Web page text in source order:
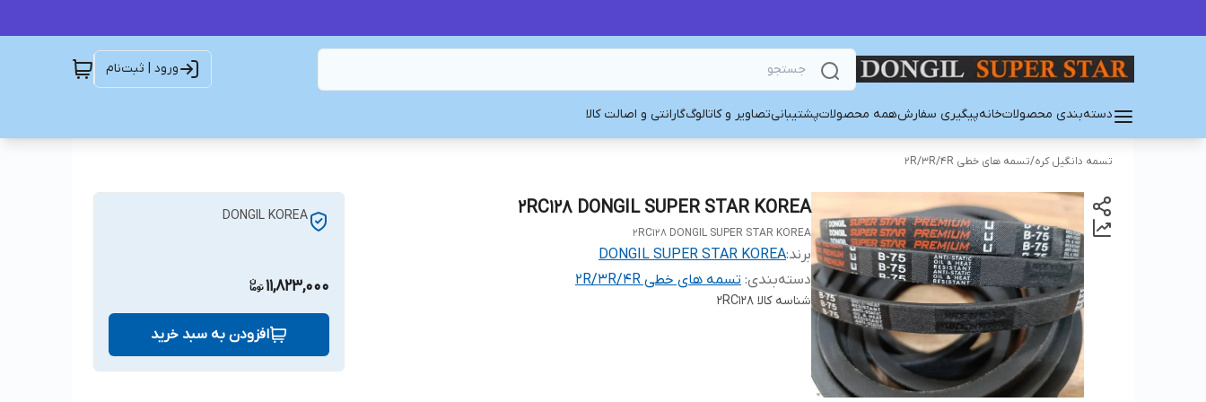
ورود | ثبت‌نام
دسته‌بندی محصولاتخانهپیگیری سفارشهمه محصولاتپشتیبانیتصاویر و کاتالوگگارانتی و اصالت کالا
تسمه دانگیل کره/تسمه های خطی 2R/3R/4R
2RC128 DONGIL SUPER STAR KOREA
2RC128 DONGIL SUPER STAR KOREA
برند:DONGIL SUPER STAR KOREA
دسته‌بندی: تسمه های خطی 2R/3R/4R
شناسه کالا 2RC128
DONGIL KOREA
11,823,000
افزودن به سبد خرید